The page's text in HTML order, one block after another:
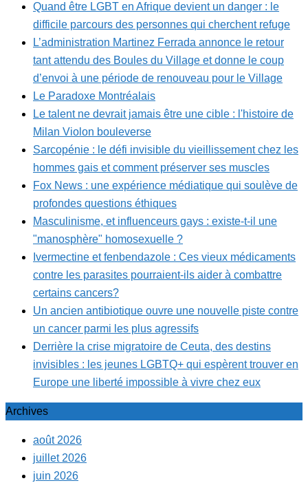
Quand être LGBT en Afrique devient un danger : le
difficile parcours des personnes qui cherchent refuge
L’administration Martinez Ferrada annonce le retour
tant attendu des Boules du Village et donne le coup
d’envoi à une période de renouveau pour le Village
Le Paradoxe Montréalais
Le talent ne devrait jamais être une cible : l'histoire de
Milan Violon bouleverse
Sarcopénie : le défi invisible du vieillissement chez les
hommes gais et comment préserver ses muscles
Fox News : une expérience médiatique qui soulève de
profondes questions éthiques
Masculinisme, et influenceurs gays : existe-t-il une
"manosphère" homosexuelle ?
Ivermectine et fenbendazole : Ces vieux médicaments
contre les parasites pourraient-ils aider à combattre
certains cancers?
Un ancien antibiotique ouvre une nouvelle piste contre
un cancer parmi les plus agressifs
Derrière la crise migratoire de Ceuta, des destins
invisibles : les jeunes LGBTQ+ qui espèrent trouver en
Europe une liberté impossible à vivre chez eux
Archives
août 2026
juillet 2026
juin 2026